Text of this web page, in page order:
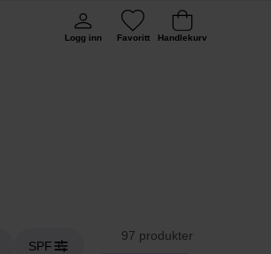
Logg inn Favoritt Handlekurv
SPF
97 produkter